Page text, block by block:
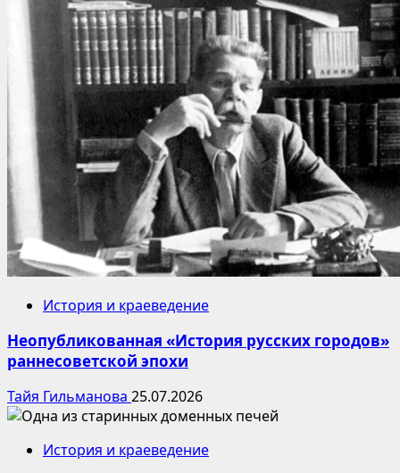
История и краеведение
Неопубликованная «История русских городов»
раннесоветской эпохи
Тайя Гильманова 25.07.2026
История и краеведение